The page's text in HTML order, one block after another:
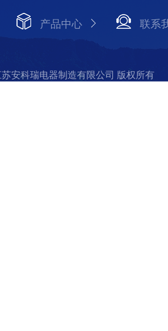
产品中心 联系
安科瑞电器制造有限公司 版权所有